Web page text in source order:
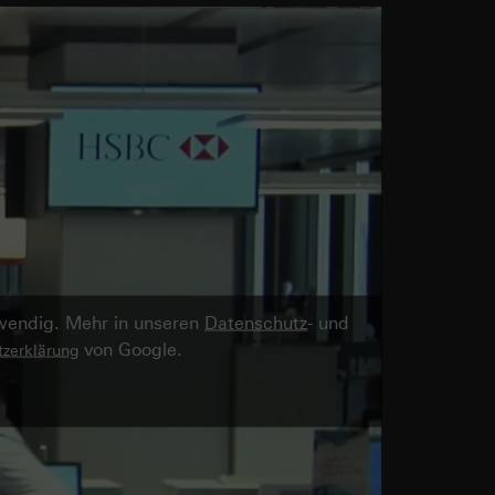
Mehr in unseren Datenschutz- und
von Google.